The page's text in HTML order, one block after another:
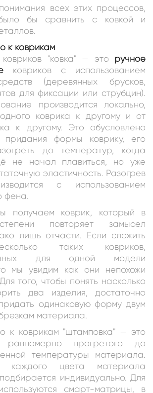
всех этих процессов,
бы сравнить с ковкой и
к коврикам
"ковка" — это ручное
ковриков с использованием
(деревянных брусков,
для фиксации или струбцин).
производится локально,
коврика к другому и от
к другому. Это обусловлено
формы коврику, его
до температур, когда
не начал плавиться, но уже
эластичность. Разогрев
с использованием
фена.
получаем коврик, который в
повторяет замысел
лишь отчасти. Если сложить
таких ковриков,
для одной модели
мы увидим как они непохожи
того, чтобы понять насколько
два изделия, достаточно
одинаковую форму двум
материала.
к коврикам "штамповка" — это
равномерно прогретого до
температуры материала.
каждого цвета материала
индивидуально. Для
смарт-матрицы, в